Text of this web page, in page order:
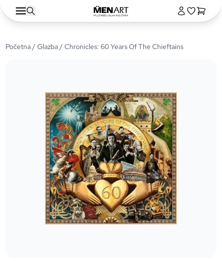
Početna/Glazba/ Chronicles: 60 Years Of The Chieftains